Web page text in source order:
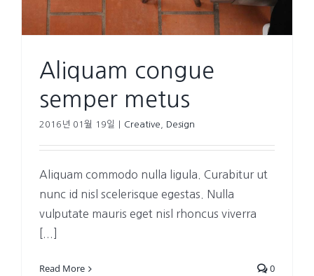
Aliquam congue
semper metus
2016년 01월 19일 Creative Design
Aliquam commodo nulla ligula. Curabitur ut
nunc id nisl scelerisque egestas. Nulla
vulputate mauris eget nisl rhoncus viverra
Read More 0